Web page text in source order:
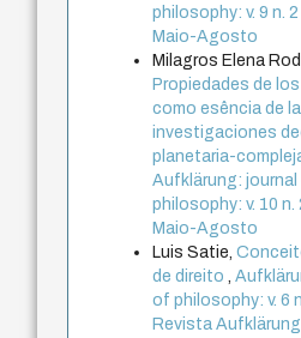
philosophy: v. 9 n.
Maio-Agosto
Milagros Elena
Propiedades de
como esência de
investigaciones
planetaria-
Aufklärung:
philosophy: v. 10 n.
Maio-Agosto
Luis Satie,
de direito,
of philosophy: v. 6
Revista Aufklärung.